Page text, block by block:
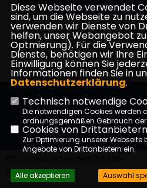
25.03.2025
Impressum Datenschutz
Rechte vorbehalten.
Diese Webseite verwendet
sind, um die Webseite zu
verwenden wir Dienste von
helfen, unser Webangebot
Optmierung). Für die
Dienste, benötigen wir Ihre
Einwilligung können Sie
Informationen finden Sie in
Datenschutzerklärung.
Technisch notwendige
Die notwendigen Cookies werden
ordnungsgemäßen Gebrauch der
Cookies von
Zur Optimierung unserer Webseite
Angebote von Drittanbietern ein.
Alle akzeptieren Auswahl